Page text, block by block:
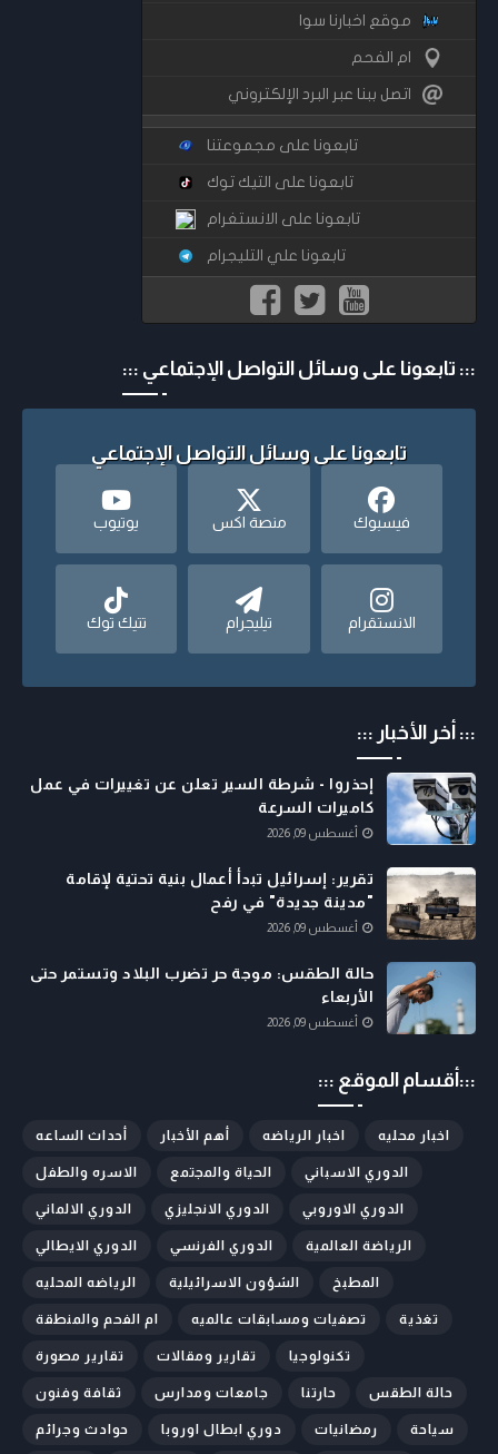
موقع اخبارنا سوا
ام الفحم
اتصل ببنا عبر البرد الإلكتروني
تابعونا على مجموعتنا
تابعونا على التيك توك
تابعونا على الانستغرام
تابعونا علي التليجرام
::: تابعونا على وسائل التواصل الإجتماعي :::
تابعونا على وسائل التواصل الإجتماعي
فيسبوك منصة اكس يوتيوب
الانستقرام تيليجرام تتيك توك
::: أخر الأخبار :::
إحذروا - شرطة السير تعلن عن تغييرات في عمل
كاميرات السرعة
أغسطس 09, 2026
تقرير: إسرائيل تبدأ أعمال بنية تحتية لإقامة
"مدينة جديدة" في رفح
أغسطس 09, 2026
حالة الطقس: موجة حر تضرب البلاد وتستمر حتى
الأربعاء
أغسطس 09, 2026
:::أقسام الموقع :::
أحداث الساعه أهم الأخبار اخبار الرياضه اخبار محليه
الاسره والطفل الحياة والمجتمع الدوري الاسباني
الدوري الالماني الدوري الانجليزي الدوري الاوروبي
الدوري الايطالي الدوري الفرنسي الرياضة العالمية
الرياضه المحليه الشؤون الاسرائيلية المطبخ
ام الفحم والمنطقة تصفيات ومسابقات عالميه تغذية
تقارير مصورة تقارير ومقالات تكنولوجيا
ثقافة وفنون جامعات ومدارس حارتنا حالة الطقس
حوادث وجرائم دوري ابطال اوروبا رمضانيات سياحة